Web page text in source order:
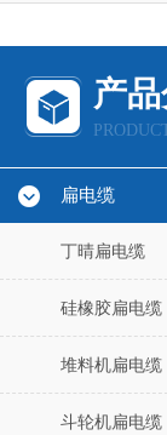
产
扁电缆
丁晴扁电缆
硅橡胶扁电缆
堆料机扁电缆
斗轮机扁电缆